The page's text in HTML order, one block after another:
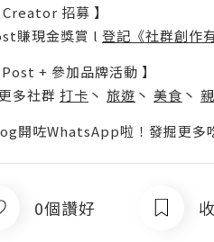
Creator 招募 】
賺現金獎賞 l 登記《社群創作
Post + 參加品牌活動 】
多社群 打卡 丶 旅遊 丶 美食 丶
開咗WhatsApp啦！發掘更多
0個讚好